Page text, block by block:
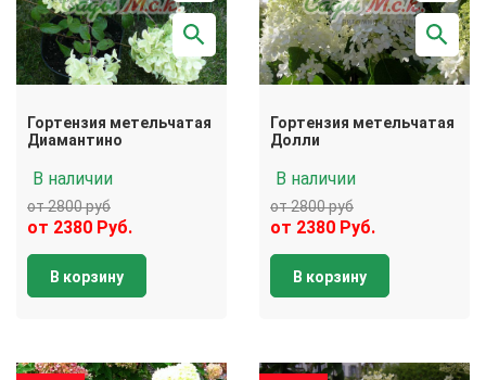
Гортензия метельчатая
Диамантино
В наличии
от 2800 руб
от 2380 Руб.
В корзину
Гортензия метельчатая
Долли
В наличии
от 2800 руб
от 2380 Руб.
В корзину